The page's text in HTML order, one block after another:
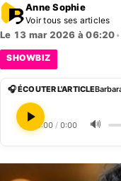
Anne Sophie
Voir tous ses articles
Le 13 mar 2026 à 06:20•
SHOWBIZ
🎧 ÉCOUTER L'ARTICLE
0:00 / 0:00 🔊